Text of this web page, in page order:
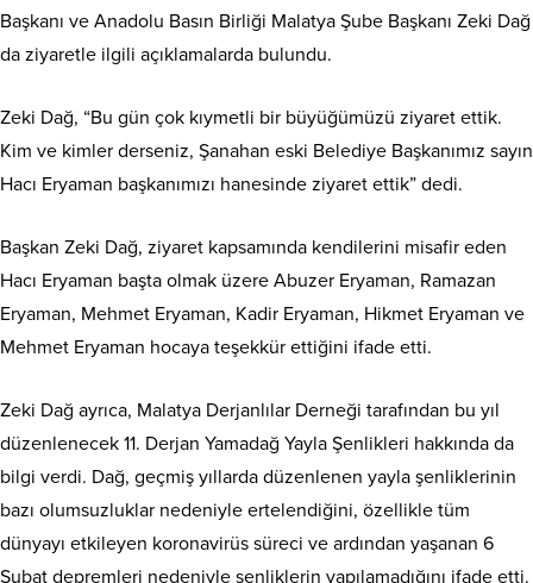
Başkanı ve Anadolu Basın Birliği Malatya Şube Başkanı Zeki Dağ
da ziyaretle ilgili açıklamalarda bulundu.
Zeki Dağ, “Bu gün çok kıymetli bir büyüğümüzü ziyaret ettik.
Kim ve kimler derseniz, Şanahan eski Belediye Başkanımız sayın
Hacı Eryaman başkanımızı hanesinde ziyaret ettik” dedi.
Başkan Zeki Dağ, ziyaret kapsamında kendilerini misafir eden
Hacı Eryaman başta olmak üzere Abuzer Eryaman, Ramazan
Eryaman, Mehmet Eryaman, Kadir Eryaman, Hikmet Eryaman ve
Mehmet Eryaman hocaya teşekkür ettiğini ifade etti.
Zeki Dağ ayrıca, Malatya Derjanlılar Derneği tarafından bu yıl
düzenlenecek 11. Derjan Yamadağ Yayla Şenlikleri hakkında da
bilgi verdi. Dağ, geçmiş yıllarda düzenlenen yayla şenliklerinin
bazı olumsuzluklar nedeniyle ertelendiğini, özellikle tüm
dünyayı etkileyen koronavirüs süreci ve ardından yaşanan 6
Şubat depremleri nedeniyle şenliklerin yapılamadığını ifade etti.